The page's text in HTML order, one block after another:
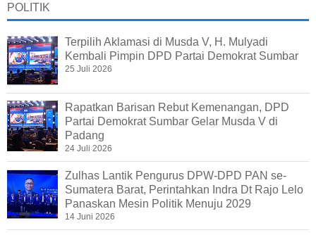
POLITIK
Terpilih Aklamasi di Musda V, H. Mulyadi
Kembali Pimpin DPD Partai Demokrat Sumbar
25 Juli 2026
Rapatkan Barisan Rebut Kemenangan, DPD
Partai Demokrat Sumbar Gelar Musda V di
Padang
24 Juli 2026
Zulhas Lantik Pengurus DPW-DPD PAN se-
Sumatera Barat, Perintahkan Indra Dt Rajo Lelo
Panaskan Mesin Politik Menuju 2029
14 Juni 2026